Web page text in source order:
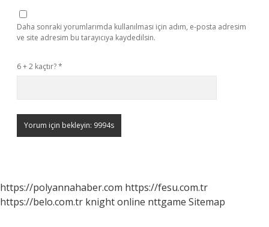
Daha sonraki yorumlarımda kullanılması için adım, e-posta adresim
ve site adresim bu tarayıcıya kaydedilsin.
6 + 2 kaçtır?*
https://polyannahaber.com https://fesu.com.tr
https://belo.com.tr knight online nttgame Sitemap